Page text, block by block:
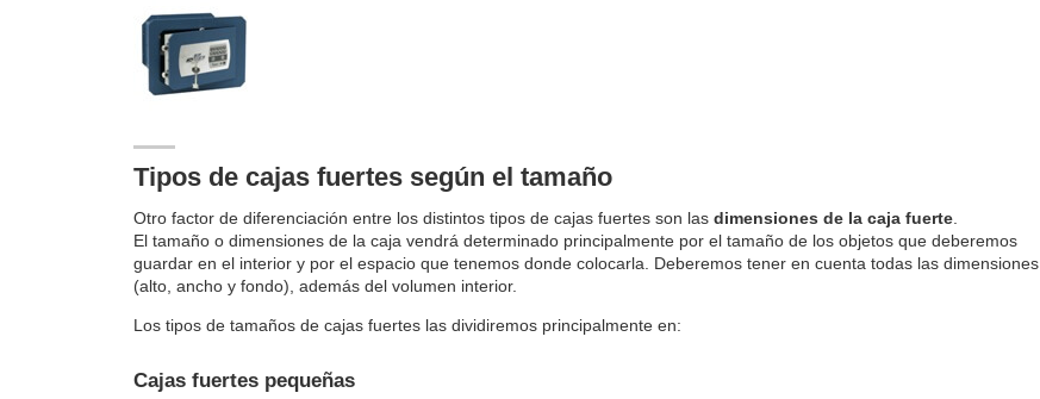
Tipos de cajas fuertes según el tamaño
Otro factor de diferenciación entre los distintos tipos de cajas fuertes son las dimensiones de la caja fuerte
El tamaño o dimensiones de la caja vendrá determinado principalmente por el tamaño de los objetos que deberemos
guardar en el interior y por el espacio que tenemos donde colocarla. Deberemos tener en cuenta todas las dimensiones
(alto, ancho y fondo), además del volumen interior.
Los tipos de tamaños de cajas fuertes las dividiremos principalmente en:
Cajas fuertes pequeñas